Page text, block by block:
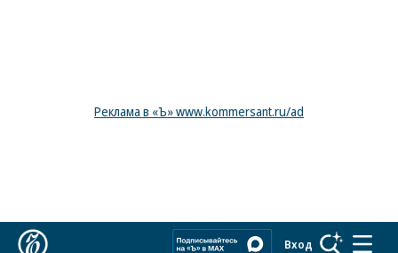
Реклама в «Ъ» www.kommersant.ru/ad
Вход